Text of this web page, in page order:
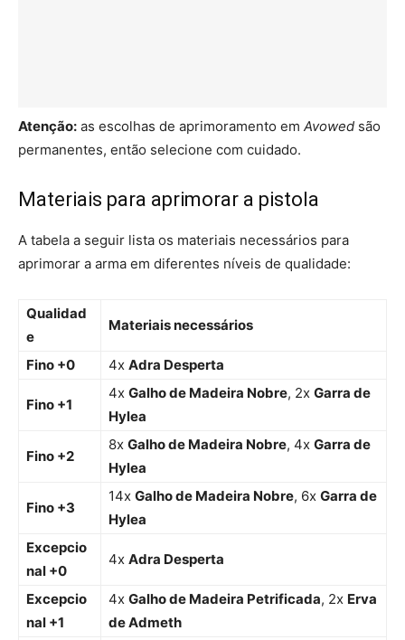
Atenção: as escolhas de aprimoramento em Avowed são
permanentes, então selecione com cuidado.
Materiais para aprimorar a pistola
A tabela a seguir lista os materiais necessários para
aprimorar a arma em diferentes níveis de qualidade:
Qualidad
e
Materiais necessários
Fino +0 4x Adra Desperta
Fino +1
4x Galho de Madeira Nobre, 2x Garra de
Hylea
Fino +2
8x Galho de Madeira Nobre, 4x Garra de
Hylea
Fino +3
14x Galho de Madeira Nobre, 6x Garra de
Hylea
Excepcio
nal +0
4x Adra Desperta
Excepcio
nal +1
4x Galho de Madeira Petrificada, 2x Erva
de Admeth